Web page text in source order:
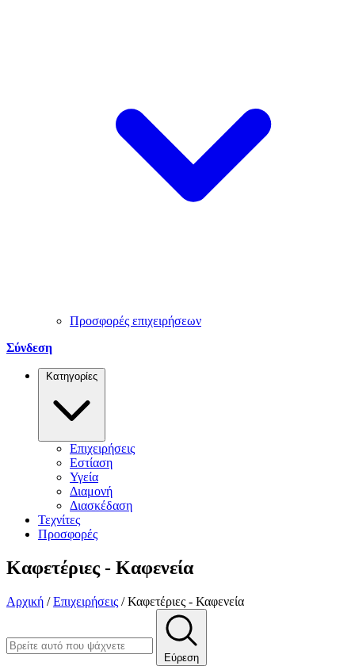
Προσφορές επιχειρήσεων
Σύνδεση
Κατηγορίες
Επιχειρήσεις
Εστίαση
Υγεία
Διαμονή
Διασκέδαση
Τεχνίτες
Προσφορές
Καφετέριες - Καφενεία
Αρχική / Επιχειρήσεις / Καφετέριες - Καφενεία
Εύρεση